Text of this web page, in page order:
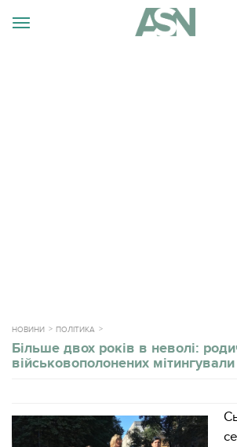
НОВИНИ ПОЛІТИКА
Більше двох років в неволі:
військовополонених